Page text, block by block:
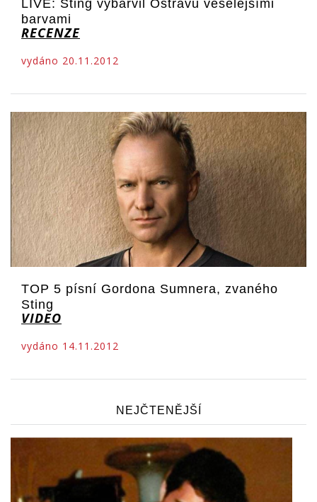
LIVE: Sting vybarvil Ostravu veselejšími
barvami
RECENZE
vydáno 20.11.2012
TOP 5 písní Gordona Sumnera, zvaného
Sting
VIDEO
vydáno 14.11.2012
NEJČTENĚJŠÍ